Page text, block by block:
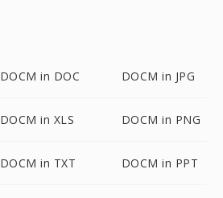
DOCM in DOC DOCM in JPG
DOCM in XLS DOCM in PNG
DOCM in TXT DOCM in PPT